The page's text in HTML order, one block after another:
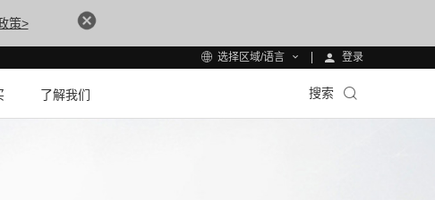
策>
选择区域/语言 登录
了解我们 搜索